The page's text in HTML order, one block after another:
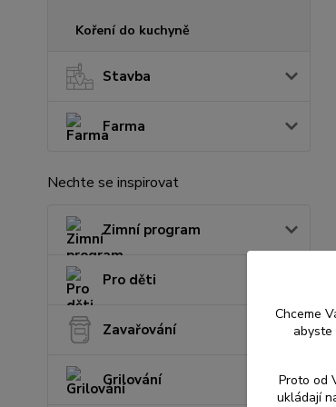
Koření do kuchyně
Stavba
Farma
Nechte se inspirovat
Zimní program
Pro děti
Zavařování
Grilování
Chceme
Proto od
ukládají